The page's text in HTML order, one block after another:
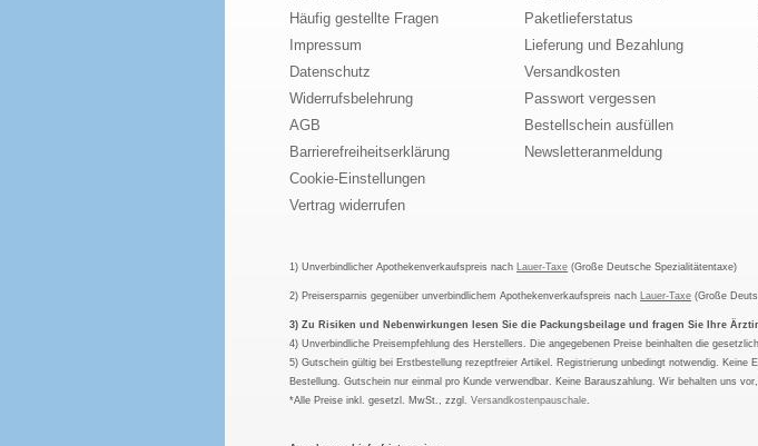
Häufig gestellte Fragen
Impressum
Datenschutz
Widerrufsbelehrung
AGB
Barrierefreiheitserklärung
Cookie-Einstellungen
Vertrag widerrufen
Paketlieferstatus
Lieferung und Bezahlung
Versandkosten
Passwort vergessen
Bestellschein ausfüllen
Newsletteranmeldung
1) Unverbindlicher Apothekenverkaufspreis nach Lauer-Taxe (Große Deutsche Spezialitätentaxe)
2) Preisersparnis gegenüber unverbindlichem Apothekenverkaufspreis nach Lauer-Taxe (Große
3) Zu Risiken und Nebenwirkungen lesen Sie die Packungsbeilage und fragen Sie Ihre
4) Unverbindliche Preisempfehlung des Herstellers. Die angegebenen Preise beinhalten die
5) Gutschein gültig bei Erstbestellung rezeptfreier Artikel. Registrierung unbedingt notwendig.
Bestellung. Gutschein nur einmal pro Kunde verwendbar. Keine Barauszahlung. Wir behalten uns
*Alle Preise inkl. gesetzl. MwSt., zzgl.Versandkostenpauschale